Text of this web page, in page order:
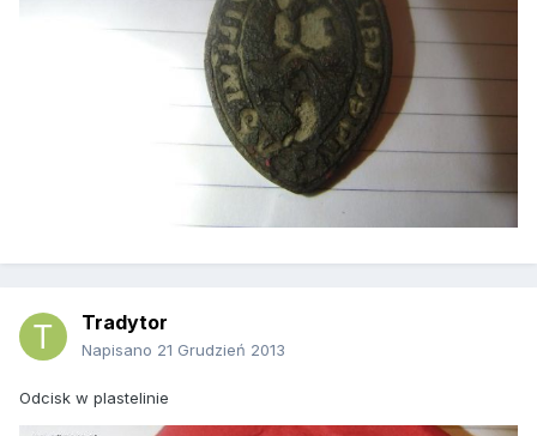
Tradytor
Napisano 21 Grudzień 2013
Odcisk w plastelinie